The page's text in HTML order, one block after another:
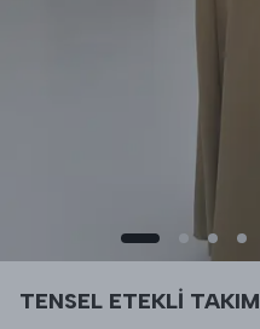
TENSEL ETEKLİ TAKIM